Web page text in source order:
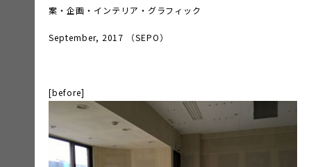
案・企画・インテリア・グラフィック
September, 2017 （SEPO）
[before]